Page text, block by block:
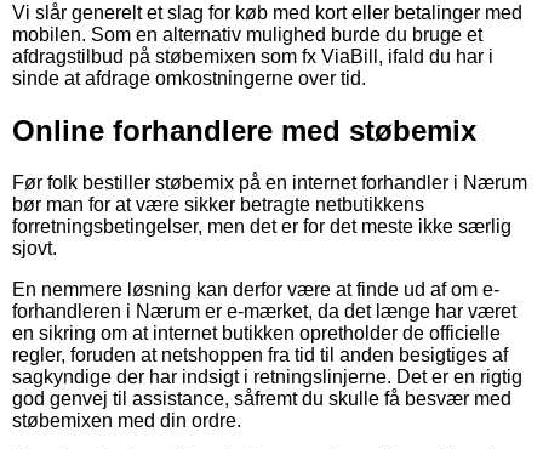
Vi slår generelt et slag for køb med kort eller betalinger med
mobilen. Som en alternativ mulighed burde du bruge et
afdragstilbud på støbemixen som fx ViaBill, ifald du har i
sinde at afdrage omkostningerne over tid.
Online forhandlere med støbemix
Før folk bestiller støbemix på en internet forhandler i Nærum
bør man for at være sikker betragte netbutikkens
forretningsbetingelser, men det er for det meste ikke særlig
sjovt.
En nemmere løsning kan derfor være at finde ud af om e-
forhandleren i Nærum er e-mærket, da det længe har været
en sikring om at internet butikken opretholder de officielle
regler, foruden at netshoppen fra tid til anden besigtiges af
sagkyndige der har indsigt i retningslinjerne. Det er en rigtig
god genvej til assistance, såfremt du skulle få besvær med
støbemixen med din ordre.